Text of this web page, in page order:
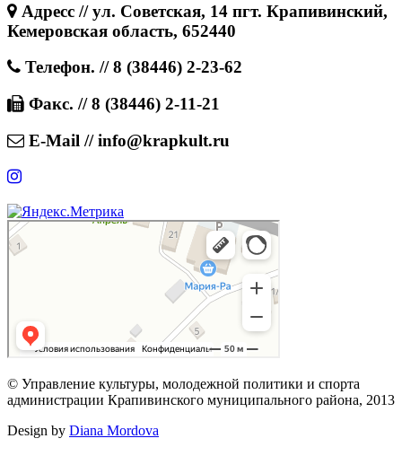
Адресс // ул. Советская, 14 пгт. Крапивинский,
Кемеровская область, 652440
Телефон. // 8 (38446) 2-23-62
Факс. // 8 (38446) 2-11-21
E-Mail // info@krapkult.ru
© Управление культуры, молодежной политики и спорта
администрации Крапивинского муниципального района, 2013
Design by Diana Mordova